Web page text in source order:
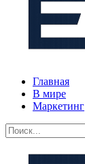
Главная
В мире
Маркетинг